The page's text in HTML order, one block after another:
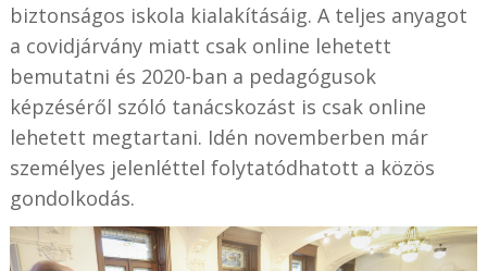
biztonságos iskola kialakításáig. A teljes anyagot
a covidjárvány miatt csak online lehetett
bemutatni és 2020-ban a pedagógusok
képzéséről szóló tanácskozást is csak online
lehetett megtartani. Idén novemberben már
személyes jelenléttel folytatódhatott a közös
gondolkodás.